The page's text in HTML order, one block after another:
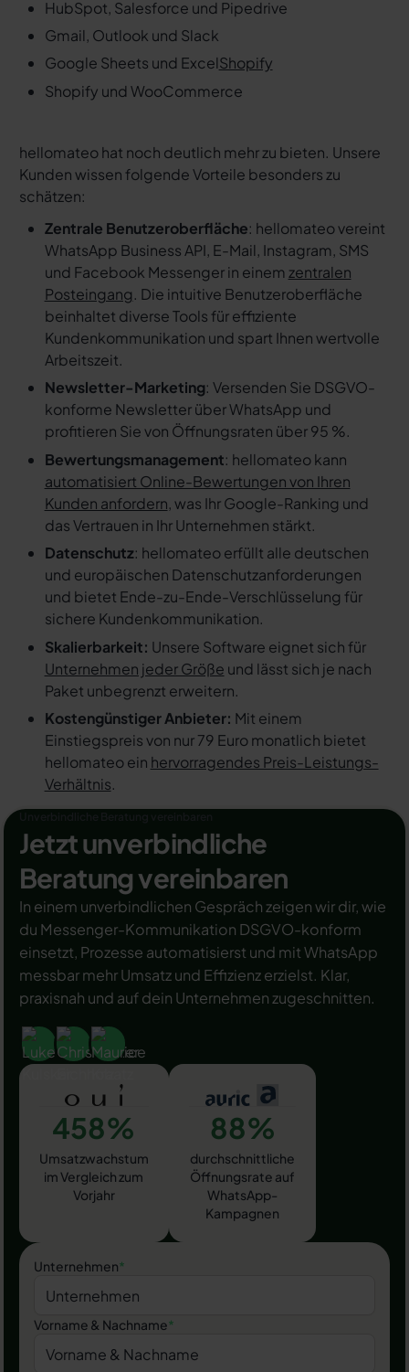
HubSpot, Salesforce und Pipedrive
Gmail, Outlook und Slack
Google Sheets und ExcelShopify
Shopify und WooCommerce
hellomateo hat noch deutlich mehr zu bieten. Unsere
Kunden wissen folgende Vorteile besonders zu
schätzen:
Zentrale Benutzeroberfläche: hellomateo vereint
WhatsApp Business API, E-Mail, Instagram, SMS
und Facebook Messenger in einem zentralen
Posteingang. Die intuitive Benutzeroberfläche
beinhaltet diverse Tools für effiziente
Kundenkommunikation und spart Ihnen wertvolle
Arbeitszeit.
Newsletter-Marketing: Versenden Sie DSGVO-
konforme Newsletter über WhatsApp und
profitieren Sie von Öffnungsraten über 95 %.
Bewertungsmanagement: hellomateo kann
automatisiert Online-Bewertungen von Ihren
Kunden anfordern, was Ihr Google-Ranking und
das Vertrauen in Ihr Unternehmen stärkt.
Datenschutz: hellomateo erfüllt alle deutschen
und europäischen Datenschutzanforderungen
und bietet Ende-zu-Ende-Verschlüsselung für
sichere Kundenkommunikation.
Skalierbarkeit: Unsere Software eignet sich für
Unternehmen jeder Größe und lässt sich je nach
Paket unbegrenzt erweitern.
Kostengünstiger Anbieter: Mit einem
Einstiegspreis von nur 79 Euro monatlich bietet
hellomateo ein hervorragendes Preis-Leistungs-
Verhältnis.
Jetzt unverbindliche
Beratung vereinbaren
In einem unverbindlichen Gespräch zeigen wir dir, wie
du Messenger-Kommunikation DSGVO-konform
einsetzt, Prozesse automatisierst und mit WhatsApp
messbar mehr Umsatz und Effizienz erzielst. Klar,
praxisnah und auf dein Unternehmen zugeschnitten.
458%
Umsatzwachstum
im Vergleich zum
Vorjahr
88%
durchschnittliche
Öffnungsrate auf
WhatsApp-
Kampagnen
Unternehmen*
Vorname & Nachname*